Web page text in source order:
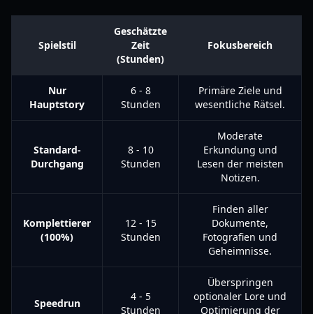
Spielstil
Geschätzte
Zeit
(Stunden)
Fokusbereich
Nur
Hauptstory
6 - 8
Stunden
Primäre Ziele und
wesentliche Rätsel.
Standard-
Durchgang
8 - 10
Stunden
Moderate
Erkundung und
Lesen der meisten
Notizen.
Komplettierer
(100%)
12 - 15
Stunden
Finden aller
Dokumente,
Fotografien und
Geheimnisse.
Speedrun
4 - 5
Stunden
Überspringen
optionaler Lore und
Optimierung der